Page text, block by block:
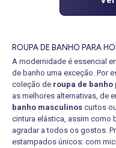
ROUPA DE BANHO PARA
A modernidade é essencial
de banho uma exceção. Por
coleção de roupa de banho
as melhores alternativas, de
banho masculinos curtos
cintura elástica, assim como
agradar a todos os gostos.
estampados únicos: com